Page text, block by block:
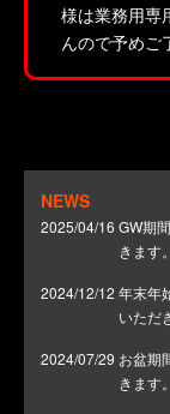
様は業務用専
んので予めご
NEWS
2025/04/16 GW期
きます。
2024/12/12 年末年
いただ
2024/07/29 お盆期
きます。